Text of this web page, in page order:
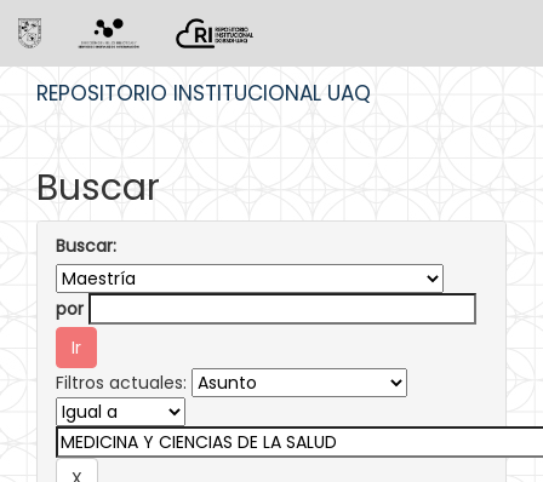
REPOSITORIO INSTITUCIONAL UAQ
Buscar
Buscar:
por
Filtros actuales: